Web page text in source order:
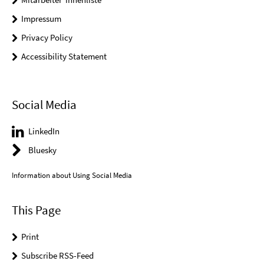
Impressum
Privacy Policy
Accessibility Statement
Social Media
LinkedIn
Bluesky
Information about Using Social Media
This Page
Print
Subscribe RSS-Feed